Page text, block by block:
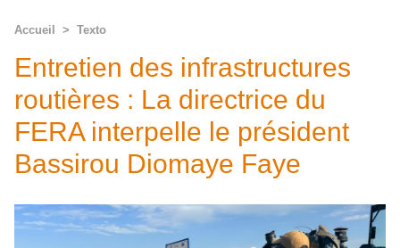
Accueil > Texto
Entretien des infrastructures
routières : La directrice du
FERA interpelle le président
Bassirou Diomaye Faye